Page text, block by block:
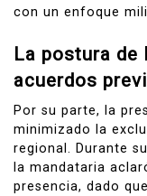
con un enfoque
La postura de
acuerdos
Por su parte, la
minimizado la
regional. Durante
la mandataria
presencia, dado